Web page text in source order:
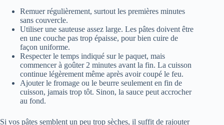
Remuer régulièrement, surtout les premières minutes
sans couvercle.
Utiliser une sauteuse assez large. Les pâtes doivent être
en une couche pas trop épaisse, pour bien cuire de
façon uniforme.
Respecter le temps indiqué sur le paquet, mais
commencer à goûter 2 minutes avant la fin. La cuisson
continue légèrement même après avoir coupé le feu.
Ajouter le fromage ou le beurre seulement en fin de
cuisson, jamais trop tôt. Sinon, la sauce peut accrocher
au fond.
Si vos pâtes semblent un peu trop sèches, il suffit de rajouter